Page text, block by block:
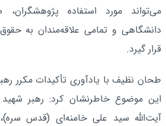
می‌تواند مورد استفاده
دانشگاهی و تمامی علاقه‌مندان به
قرار گیرد.
طحان نظیف با یادآوری تأکیدات مکرر
این موضوع خاطرنشان کرد: رهبر
آیت‌الله سید علی خامنه‌ای (قدس